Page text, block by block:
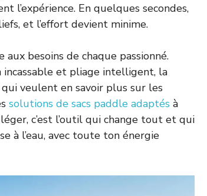
l’expérience. En quelques secondes,
et l’effort devient minime.
besoins de chaque passionné.
et pliage intelligent, la
veulent en savoir plus sur les
solutions de sacs paddle adaptés à
c’est l’outil qui change tout et qui
à l’eau, avec toute ton énergie